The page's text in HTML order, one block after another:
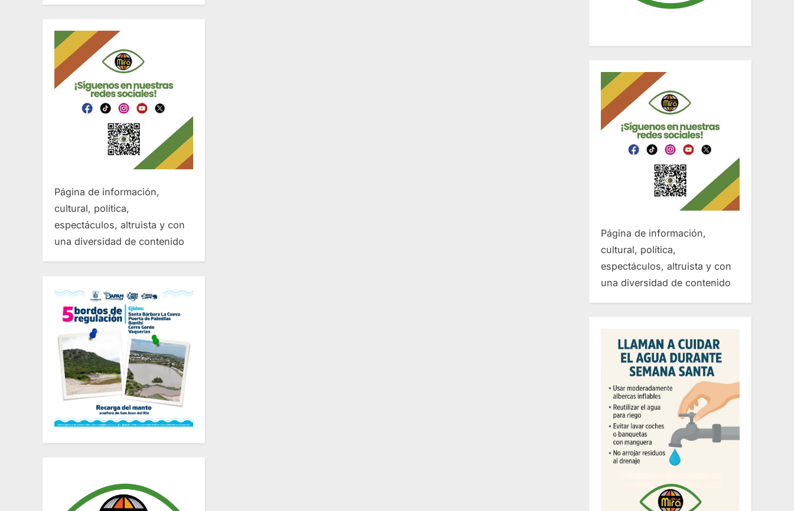
Página de información,
cultural, política,
espectáculos, altruista y con
una diversidad de contenido
Página de información,
cultural, política,
espectáculos, altruista y con
una diversidad de contenido